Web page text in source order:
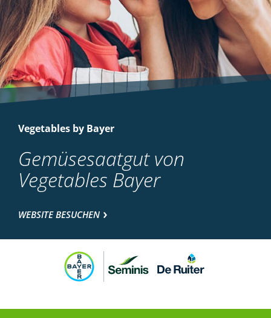
Vegetables by Bayer
Gemüsesaatgut von
Vegetables Bayer
WEBSITE BESUCHEN